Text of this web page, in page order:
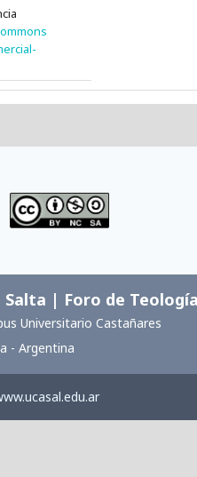
| Foro de
Universitario Castañares
- Argentina